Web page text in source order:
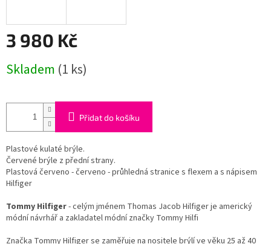
3 980 Kč
cena:
Skladem (1 ks)
Přidat do košíku
Plastové kulaté brýle.
Červené brýle z přední strany.
Plastová červeno - červeno - průhledná stranice s flexem a s nápisem
Hilfiger
Tommy Hilfiger- celým jménem Thomas Jacob Hilfiger je americký
módní návrhář a zakladatel módní značky Tommy Hilfi
Značka Tommy Hilfiger se zaměřuje na nositele brýlí ve věku 25 až 40